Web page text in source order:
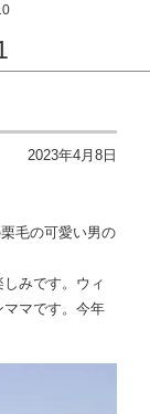
2023年4月8日
毛の可愛い男の
みです。ウィ
マです。今年